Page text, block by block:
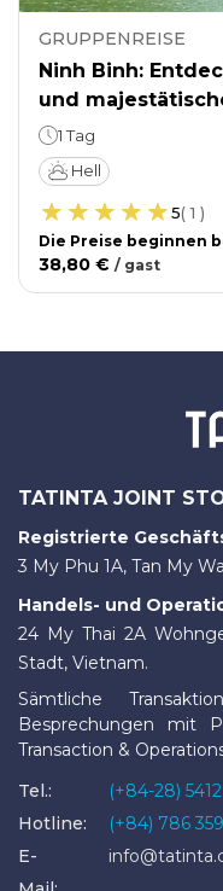
GRUPPENREISE
Ninh Binh:
und
1 Tag
Hell
5(1 )
Die Preise beginnen
38,80 € / gast
TATINTA JOINT
Registrierte
3 My Phu 1A, Tan My
Handels- und
24 My Thai 2A
Stadt, Vietnam.
Sämtliche
Besprechungen mit
Transaction &
Tel.:
(+84-28) 5412
Hotline:
(+84) 786
E-